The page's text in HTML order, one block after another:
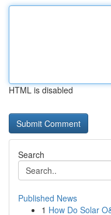
HTML is disabled
Search
Published News
1 How Do Solar